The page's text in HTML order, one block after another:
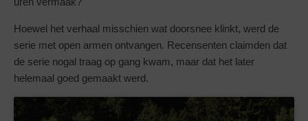
Hoewel het verhaal misschien wat doorsnee klinkt, werd de
serie met open armen ontvangen. Recensenten claimden dat
de serie nogal traag op gang kwam, maar dat het later
helemaal goed gemaakt werd.